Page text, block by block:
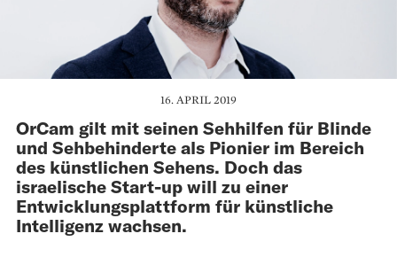
16. APRIL 2019
OrCam gilt mit seinen Sehhilfen für Blinde
und Sehbehinderte als Pionier im Bereich
des künstlichen Sehens. Doch das
israelische Start-up will zu einer
Entwicklungsplattform für künstliche
Intelligenz wachsen.